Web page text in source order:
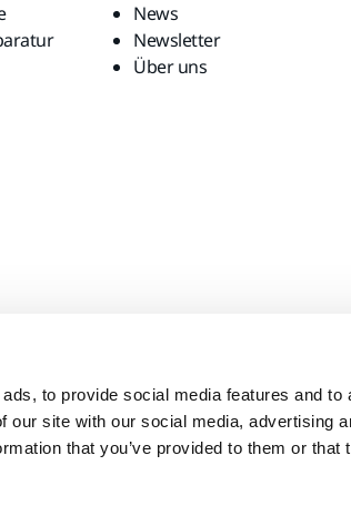
to provide social media features and to
our site with our social media, advertising
that you’ve provided to them or that
News
Newsletter
Über uns